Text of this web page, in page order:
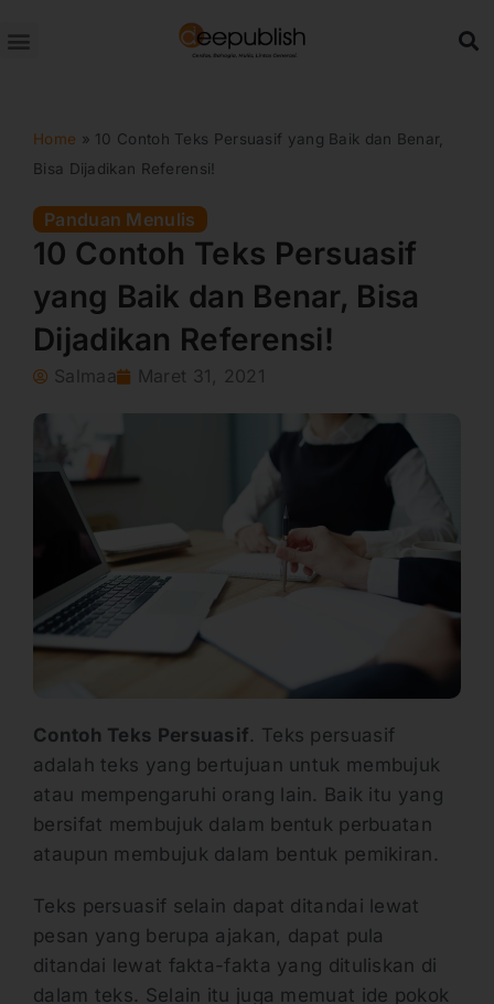
ke
Home » 10 Contoh Teks Persuasif yang Baik dan Benar,
Bisa Dijadikan Referensi!
Panduan Menulis
10 Contoh Teks Persuasif
yang Baik dan Benar, Bisa
Dijadikan Referensi!
Salmaa Maret 31, 2021
Contoh Teks Persuasif. Teks persuasif
adalah teks yang bertujuan untuk membujuk
atau mempengaruhi orang lain. Baik itu yang
bersifat membujuk dalam bentuk perbuatan
ataupun membujuk dalam bentuk pemikiran.
Teks persuasif selain dapat ditandai lewat
pesan yang berupa ajakan, dapat pula
ditandai lewat fakta-fakta yang dituliskan di
dalam teks. Selain itu juga memuat ide pokok